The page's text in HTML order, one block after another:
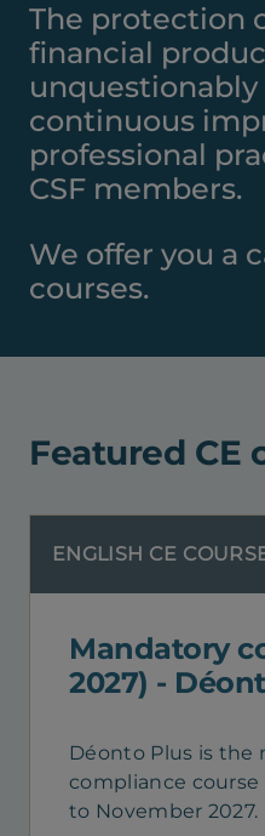
The protection
financial
continuous
professional
CSF members.
We offer you a
courses.
Featured CE
ENGLISH CE
Mandatory
2027) -
Déonto Plus is the
compliance
to November